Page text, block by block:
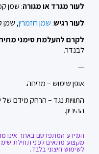
לעור מגרד או מגורה: שמן
לעור רגיש: שמן רוזמרין, שמן
לקרם להעלמת סימני
לבנדר.
—
אופן שימוש – מריחה.
התוויות נגד – הרחק מידם
ההיריון.
המידע המתפרסם באתר אינו
מקצוע מתאים לפני תחילת
לשימוש חיצוני בלבד.